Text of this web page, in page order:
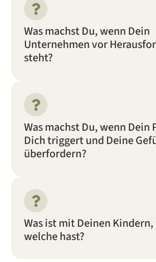
Was machst Du, wenn Dein
Unternehmen vor
steht?
Was machst Du, wenn Dein
Dich triggert und Deine
überfordern?
Was ist mit Deinen
welche hast?